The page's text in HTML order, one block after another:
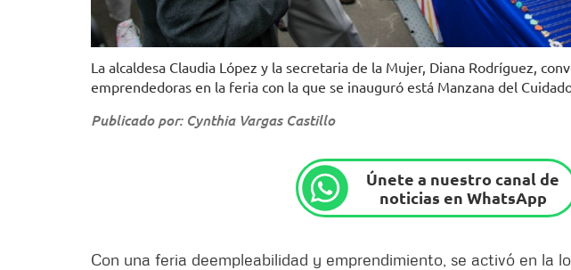
La alcaldesa Claudia López y la secretaria de la Mujer, Diana Rodríguez,
emprendedoras en la feria con la que se inauguró está Manzana del
Publicado por: Cynthia Vargas Castillo
Únete a nuestro canal de
noticias en WhatsApp
Con una feria deempleabilidad y emprendimiento, se activó en la